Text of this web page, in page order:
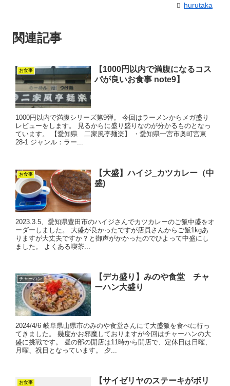
hurutaka
関連記事
お食事
【1000円以内で満腹になるコス
パが良いお食事 note9】
1000円以内で満腹シリーズ第9弾。 今回はラーメンからメガ盛り
レビューをします。 見るからに盛り盛りなのが分かるものとなっ
ています。 【愛知県 二家風亭麺楽】 ・愛知県一宮市奥町宮東
28-1 ジャンル：ラー...
お食事
【大盛】ハイジ_カツカレー（中
盛)
2023.3.5、愛知県豊田市のハイジさんでカツカレーのご飯中盛をオ
ーダーしました。 大盛が良かったですが店員さんからご飯1kgあ
りますが大丈夫ですか？と御声がかかったのでひよって中盛にし
ました。 よくある喫茶...
チャーハン
【デカ盛り】みのや食堂 チャ
ーハン大盛り
2024/4/6 岐阜県山県市のみのや食堂さんにて大盛飯を食べに行っ
てきました。 幾度かお邪魔しておりますが今回はチャーハンの大
盛に挑戦です。 昼の部の開店は11時から開店で、定休日は日曜、
月曜、祝日となっています。 夕...
お食事
【サイゼリヤのステーキがボリ